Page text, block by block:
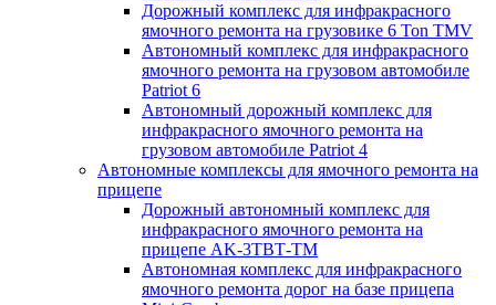
Дорожный комплекс для инфракрасного
ямочного ремонта на грузовике 6 Ton TMV
Автономный комплекс для инфракрасного
ямочного ремонта на грузовом автомобиле
Patriot 6
Автономный дорожный комплекс для
инфракрасного ямочного ремонта на
грузовом автомобиле Patriot 4
Автономные комплексы для ямочного ремонта на
прицепе
Дорожный автономный комплекс для
инфракрасного ямочного ремонта на
прицепе AK-3ТВТ-ТМ
Автономная комплекс для инфракрасного
ямочного ремонта дорог на базе прицепа